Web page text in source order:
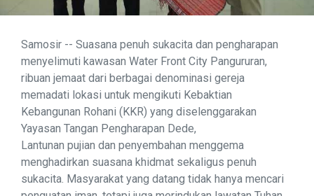
Samosir -- Suasana penuh sukacita dan pengharapan
menyelimuti kawasan Water Front City Pangururan,
ribuan jemaat dari berbagai denominasi gereja
memadati lokasi untuk mengikuti Kebaktian
Kebangunan Rohani (KKR) yang diselenggarakan
Yayasan Tangan Pengharapan Dede,
Lantunan pujian dan penyembahan menggema
menghadirkan suasana khidmat sekaligus penuh
sukacita. Masyarakat yang datang tidak hanya mencari